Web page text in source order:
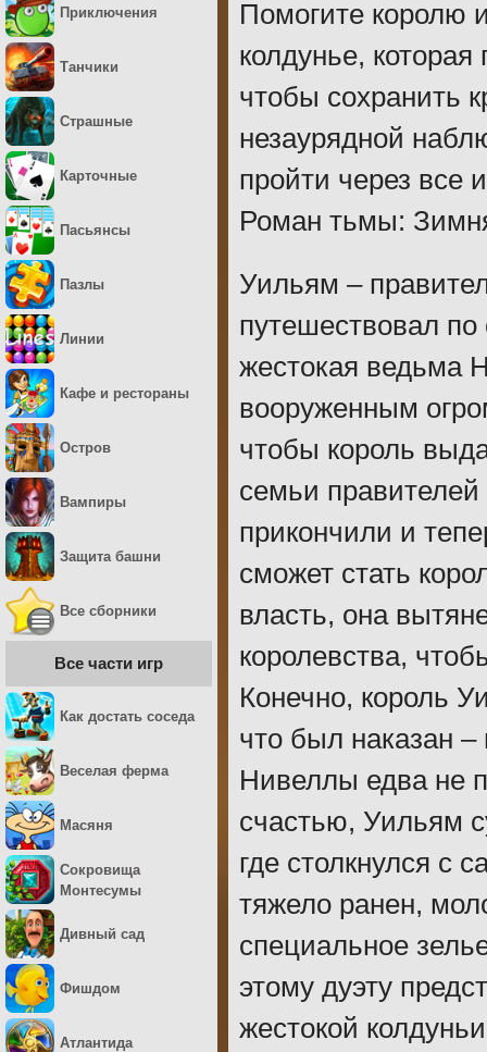
Помогите королю
колдунье,
чтобы сохранить
незаурядной
пройти через все
Роман тьмы:
Уильям –
путешествовал по
жестокая ведьма
вооруженным
чтобы король
семьи
прикончили и
сможет стать
власть, она
королевства,
Конечно, король
что был наказан
Нивеллы едва не
счастью, Уильям
где столкнулся с
тяжело ранен,
специальное
этому дуэту
жестокой
Приключения
Танчики
Страшные
Карточные
Пасьянсы
Пазлы
Линии
Кафе и рестораны
Остров
Вампиры
Защита башни
Все сборники
Все части игр
Как достать соседа
Веселая ферма
Масяня
Сокровища
Монтесумы
Дивный сад
Фишдом
Атлантида